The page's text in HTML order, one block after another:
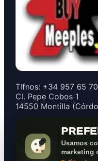
Usamos
marketing
Tlfnos: +34 957 65
Cl. Pepe Cobos 1
14550 Montilla